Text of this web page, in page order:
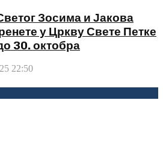
Зосима и Јакова
у Цркву Свете Петке
30. октобра
22:50